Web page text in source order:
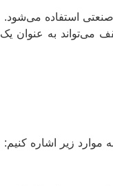
استفاده می‌شود.
می‌تواند به عنوان یک
موارد زیر اشاره کنیم: